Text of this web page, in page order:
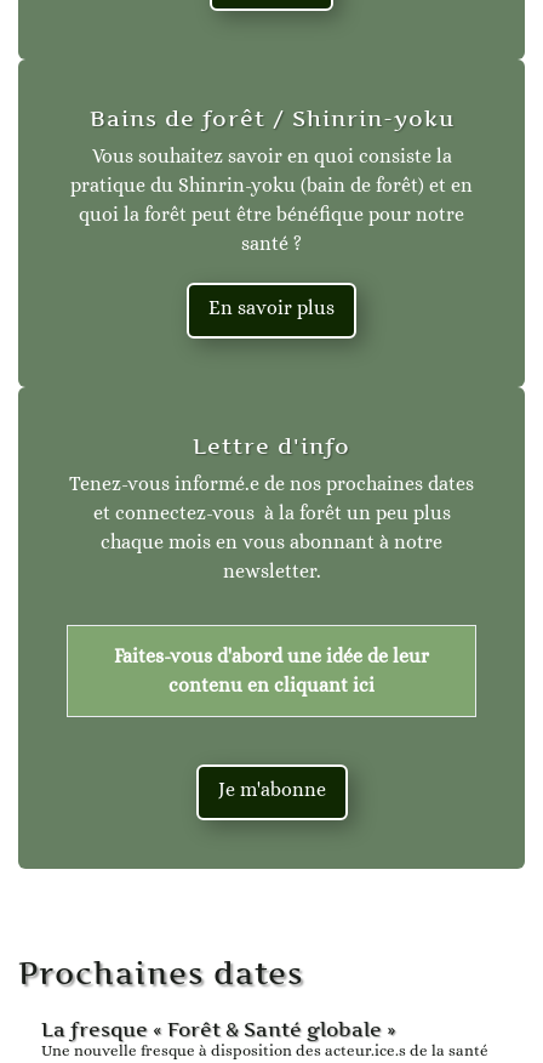
Bains de forêt / Shinrin-yoku
Vous souhaitez savoir en quoi consiste la
pratique du Shinrin-yoku (bain de forêt) et en
quoi la forêt peut être bénéfique pour notre
santé ?
En savoir plus
Lettre d'info
Tenez-vous informé.e de nos prochaines dates
et connectez-vous à la forêt un peu plus
chaque mois en vous abonnant à notre
newsletter.
Faites-vous d'abord une idée de leur
contenu en cliquant ici
Je m'abonne
Prochaines dates
La fresque « Forêt & Santé globale »
Une nouvelle fresque à disposition des acteur.ice.s de la santé